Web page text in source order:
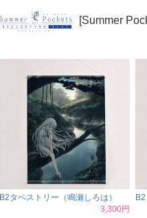
[Summer
B2タペストリー（鳴瀬しろは）
3,300円